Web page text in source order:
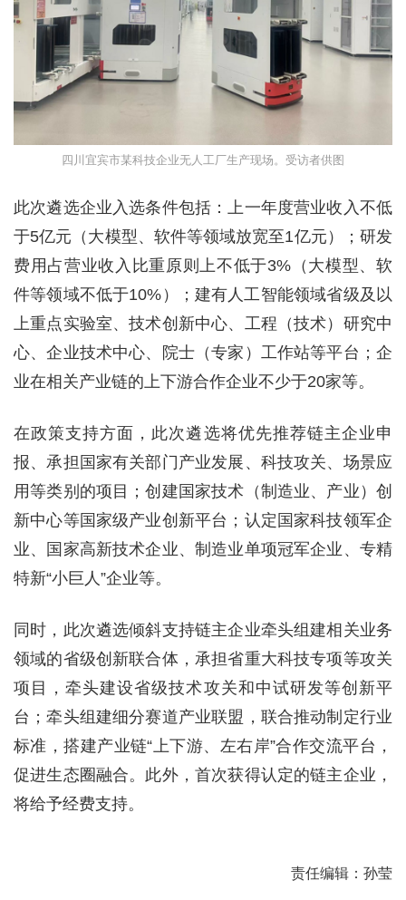
四川宜宾市某科技企业无人工厂生产现场。受访者供图
此次遴选企业入选条件包括：上一年度营业收入不低
于5亿元（大模型、软件等领域放宽至1亿元）；研发
费用占营业收入比重原则上不低于3%（大模型、软
件等领域不低于10%）；建有人工智能领域省级及以
上重点实验室、技术创新中心、工程（技术）研究中
心、企业技术中心、院士（专家）工作站等平台；企
业在相关产业链的上下游合作企业不少于20家等。
在政策支持方面，此次遴选将优先推荐链主企业申
报、承担国家有关部门产业发展、科技攻关、场景应
用等类别的项目；创建国家技术（制造业、产业）创
新中心等国家级产业创新平台；认定国家科技领军企
业、国家高新技术企业、制造业单项冠军企业、专精
特新“小巨人”企业等。
同时，此次遴选倾斜支持链主企业牵头组建相关业务
领域的省级创新联合体，承担省重大科技专项等攻关
项目，牵头建设省级技术攻关和中试研发等创新平
台；牵头组建细分赛道产业联盟，联合推动制定行业
标准，搭建产业链“上下游、左右岸”合作交流平台，
促进生态圈融合。此外，首次获得认定的链主企业，
将给予经费支持。
责任编辑：孙莹